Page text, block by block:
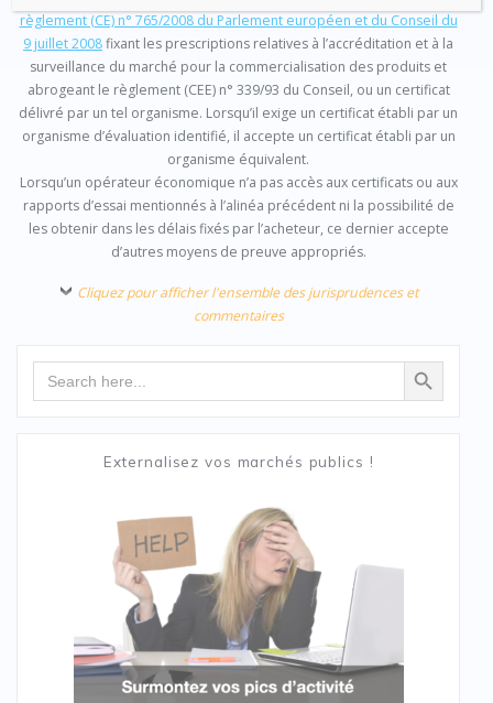
Search Search Button
Externalisez vos marchés publics !
règlement (CE) n° 765/2008 du Parlement européen et du Conseil du
9 juillet 2008fixant les prescriptions relatives à l’accréditation et à la
surveillance du marché pour la commercialisation des produits et
abrogeant le règlement (CEE) n° 339/93 du Conseil, ou un certificat
délivré par un tel organisme. Lorsqu’il exige un certificat établi par un
organisme d’évaluation identifié, il accepte un certificat établi par un
organisme équivalent.
Lorsqu’un opérateur économique n’a pas accès aux certificats ou aux
rapports d’essai mentionnés à l’alinéa précédent ni la possibilité de
les obtenir dans les délais fixés par l’acheteur, ce dernier accepte
d’autres moyens de preuve appropriés.
Cliquez pour afficher l'ensemble des jurisprudences et
commentaires